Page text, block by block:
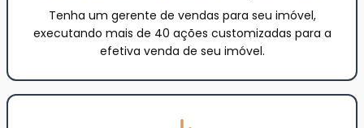
Tenha um gerente de vendas para seu imóvel,
executando mais de 40 ações customizadas para a
efetiva venda de seu imóvel.